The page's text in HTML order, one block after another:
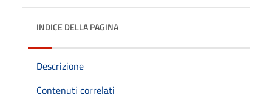
INDICE DELLA PAGINA
Descrizione
Contenuti correlati